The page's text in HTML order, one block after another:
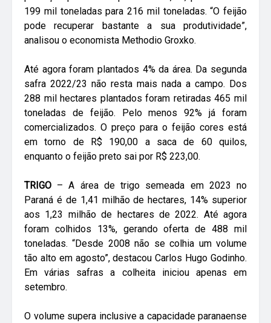
199 mil toneladas para 216 mil toneladas. “O feijão
pode recuperar bastante a sua produtividade”,
analisou o economista Methodio Groxko.
Até agora foram plantados 4% da área. Da segunda
safra 2022/23 não resta mais nada a campo. Dos
288 mil hectares plantados foram retiradas 465 mil
toneladas de feijão. Pelo menos 92% já foram
comercializados. O preço para o feijão cores está
em torno de R$ 190,00 a saca de 60 quilos,
enquanto o feijão preto sai por R$ 223,00.
TRIGO – A área de trigo semeada em 2023 no
Paraná é de 1,41 milhão de hectares, 14% superior
aos 1,23 milhão de hectares de 2022. Até agora
foram colhidos 13%, gerando oferta de 488 mil
toneladas. “Desde 2008 não se colhia um volume
tão alto em agosto”, destacou Carlos Hugo Godinho.
Em várias safras a colheita iniciou apenas em
setembro.
O volume supera inclusive a capacidade paranaense